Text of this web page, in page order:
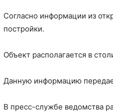
Согласно информации из
постройки.
Объект располагается в
Данную информацию
В пресс-службе ведомства